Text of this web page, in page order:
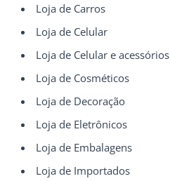
Loja de Carros
Loja de Celular
Loja de Celular e acessórios
Loja de Cosméticos
Loja de Decoração
Loja de Eletrônicos
Loja de Embalagens
Loja de Importados